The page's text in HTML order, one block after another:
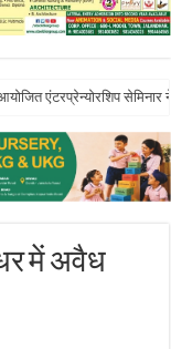
यूनिवर्सिटी के वाइस-
में अवैध